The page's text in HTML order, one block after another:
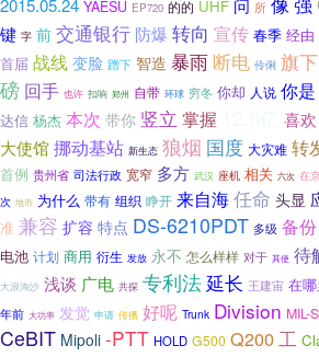
2015.05.24 YAESU EP720 的的 UHF 问 所
键 字 前 交通银行 防爆 转向 宣传 春季 经由
首届 战线 变脸 蹭下 智造 暴雨 断电 伶俐 旗下
磅 回手 也许 扣响 郑州 自带 环球 穷冬 你却 人说 你是
达信 杨杰 本次 带你 竖立 掌握 喜欢
大使馆挪动基站 新生态 狼烟 国度 大灾难 转
首例 贵州省 司法行政 宽窄 多方 武汉 座机 相关 六次 在
次 地市 为什么 带有 组织 睁开 来自海任命 头显
准 兼容 扩容 特点 DS-6210PDT 多级 备份
电池 计划 商用 衍生 发放 永不 怎么样样 对于 其使 待
大浪淘沙 浅谈 广电 共探 专利法延长 王建宙 在
年前 大功率 发觉 申请 传播 好呢 Trunk Division MIL-
CeBIT Mipoli -PTT HOLD G500 Q200工